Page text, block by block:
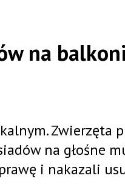
na
Zwierzęta
na głośne
i nakazali